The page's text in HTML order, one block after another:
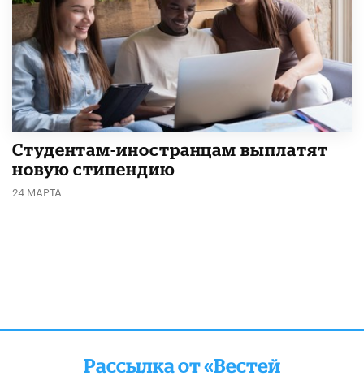
Студентам-иностранцам выплатят
новую стипендию
24 МАРТА
Рассылка от «Вестей